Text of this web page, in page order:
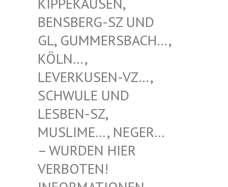
SBERG-SZ UND GL,
GUMMERSBACH…, KÖL
N…, LEV
ERKUSEN-VZ…, SCH
WULE UND LES
BEN-SZ, MUS
LIME…, NEGER… – W
URDEN HIER VER
BOTEN! INF